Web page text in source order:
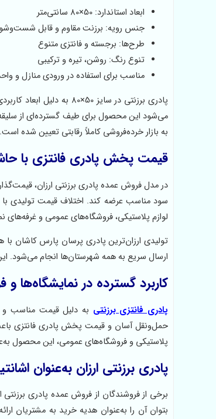
ابعاد استاندارد: 50×80 سانتی‌متر
جنس رویه: برزنت مقاوم و قابل شست‌وشو
طرح‌ها: برجسته و فانتزی متنوع
تنوع رنگ: روشن، تیره و ترکیبی
مناسب برای استفاده در ورودی منازل و
پادری برزنتی در سایز
می‌شود این محصول برای طیف گسترده‌ای از
به بازار خرده‌فروشی کاملاً رقابتی تعیین شده است.
قیمت پخش پادری فانتزی با
در مدل فروش عمده پادری برزنتی ارزان،
سود مناسب عرضه کند. اختلاف قیمت تولیدی با
لوازم پلاستیکی، فروشگاه‌های عمومی و
تولیدی ارزان‌ترین پادری پرسان پارس کاشان
ارسال سریع به همه شهرستان‌ها انجام می‌شود.
کاربرد گسترده در نمایشگاه‌ها
پادری فانتزی برزنتی به دلیل قیمت مناسب و
حمل‌ونقل آسان و قیمت پخش پادری فانتزی باعث
پلاستیکی و فروشگاه‌های عمومی، این محصول
پادری برزنتی ارزان به‌عنوان
برخی از فروشندگان از فروش عمده پادری
بتوان آن را به‌عنوان هدیه خرید به مشتریان